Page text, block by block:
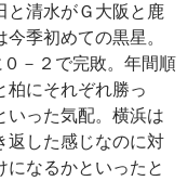
と清水がＧ大阪と鹿
季初めての黒星。
－２で完敗。年間順
柏にそれぞれ勝っ
いった気配。横浜は
返した感じなのに対
になるかといったと